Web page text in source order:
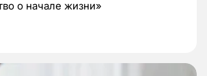
о начале жизни»